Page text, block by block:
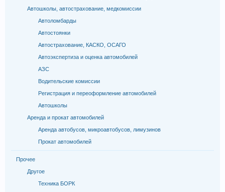
Автошколы, автострахование, медкомиссии
Автоломбарды
Автостоянки
Автострахование, КАСКО, ОСАГО
Автоэкспертиза и оценка автомобилей
АЗС
Водительские комиссии
Регистрация и переоформление автомобилей
Автошколы
Аренда и прокат автомобилей
Аренда автобусов, микроавтобусов, лимузинов
Прокат автомобилей
Прочее
Другое
Техника БОРК